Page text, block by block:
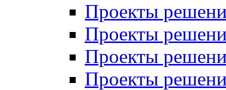
Проекты
Проекты
Проекты
Проекты